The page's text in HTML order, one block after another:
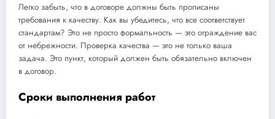
Легко забыть, что в договоре должны быть прописаны
требования к качеству. Как вы убедитесь, что все соответствует
стандартам? Это не просто формальность — это ограждение вас
от небрежности. Проверка качества — это не только ваша
задача. Это пункт, который должен быть обязательно включен
в договор.
Сроки выполнения работ